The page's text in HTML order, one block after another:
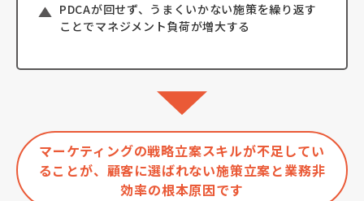
PDCAが回せず、うまくいかない施策を繰り返す
ことでマネジメント負荷が増大する
マーケティングの戦略立案スキルが不足してい
ることが、顧客に選ばれない施策立案と業務非
効率の根本原因です